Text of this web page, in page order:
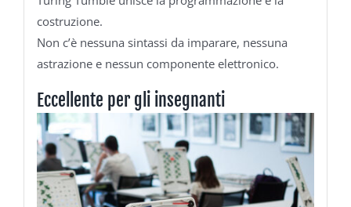
costruzione.
Non c’è nessuna sintassi da imparare, nessuna
astrazione e nessun componente elettronico.
Eccellente per gli insegnanti